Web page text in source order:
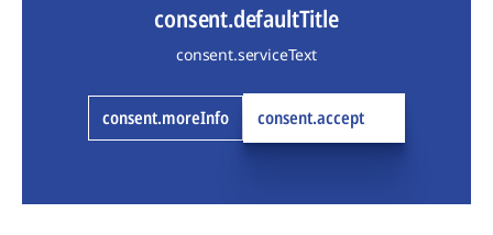
consent.defaultTitle
consent.serviceText
consent.moreInfo consent.accept